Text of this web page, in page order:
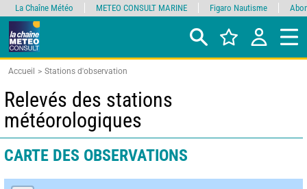
Accueil Stations d'observation
Relevés des stations
météorologiques
CARTE DES OBSERVATIONS
La Chaîne Météo METEO CONSULT MARINE Figaro Nautisme